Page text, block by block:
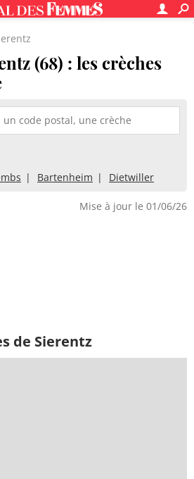
(68) : les crèches
Bartenheim Dietwiller
Mise à jour le 01/06/26
de Sierentz